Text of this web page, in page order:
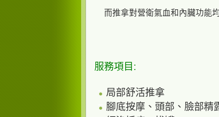
而推拿對營衛氣血和內臟功能
服務項目:
局部舒活推拿
腳底按摩、頭部、臉部精